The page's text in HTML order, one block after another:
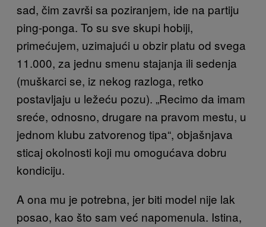
sad, čim završi sa poziranjem, ide na partiju
ping-ponga. To su sve skupi hobiji,
primećujem, uzimajući u obzir platu od svega
11.000, za jednu smenu stajanja ili sedenja
(muškarci se, iz nekog razloga, retko
postavljaju u ležeću pozu). „Recimo da imam
sreće, odnosno, drugare na pravom mestu, u
jednom klubu zatvorenog tipa“, objašnjava
sticaj okolnosti koji mu omogućava dobru
kondiciju.
A ona mu je potrebna, jer biti model nije lak
posao, kao što sam već napomenula. Istina,